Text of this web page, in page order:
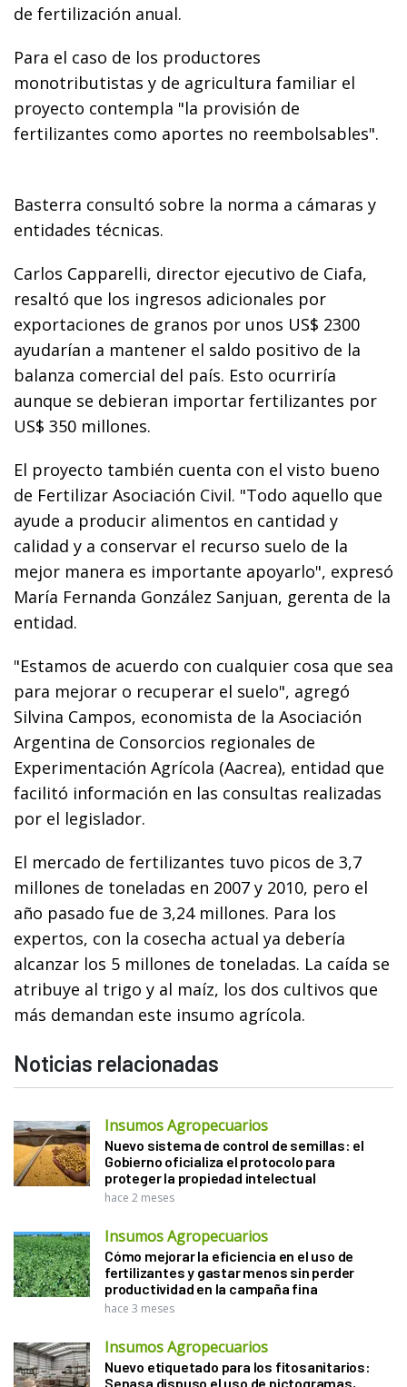
de fertilización anual.
Para el caso de los productores
monotributistas y de agricultura familiar el
proyecto contempla "la provisión de
fertilizantes como aportes no reembolsables".
Basterra consultó sobre la norma a cámaras y
entidades técnicas.
Carlos Capparelli, director ejecutivo de Ciafa,
resaltó que los ingresos adicionales por
exportaciones de granos por unos US$ 2300
ayudarían a mantener el saldo positivo de la
balanza comercial del país. Esto ocurriría
aunque se debieran importar fertilizantes por
US$ 350 millones.
El proyecto también cuenta con el visto bueno
de Fertilizar Asociación Civil. "Todo aquello que
ayude a producir alimentos en cantidad y
calidad y a conservar el recurso suelo de la
mejor manera es importante apoyarlo", expresó
María Fernanda González Sanjuan, gerenta de la
entidad.
"Estamos de acuerdo con cualquier cosa que sea
para mejorar o recuperar el suelo", agregó
Silvina Campos, economista de la Asociación
Argentina de Consorcios regionales de
Experimentación Agrícola (Aacrea), entidad que
facilitó información en las consultas realizadas
por el legislador.
El mercado de fertilizantes tuvo picos de 3,7
millones de toneladas en 2007 y 2010, pero el
año pasado fue de 3,24 millones. Para los
expertos, con la cosecha actual ya debería
alcanzar los 5 millones de toneladas. La caída se
atribuye al trigo y al maíz, los dos cultivos que
más demandan este insumo agrícola.
Noticias relacionadas
Insumos Agropecuarios
Nuevo sistema de control de semillas: el
Gobierno oficializa el protocolo para
proteger la propiedad intelectual
hace 2 meses
Insumos Agropecuarios
Cómo mejorar la eficiencia en el uso de
fertilizantes y gastar menos sin perder
productividad en la campaña fina
hace 3 meses
Insumos Agropecuarios
Nuevo etiquetado para los fitosanitarios:
Senasa dispuso el uso de pictogramas,